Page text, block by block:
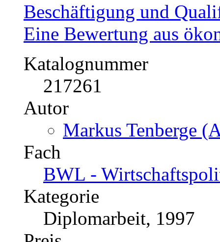
Beschäftigung und
Eine Bewertung aus
Katalognummer
217261
Autor
Markus Tenberge
Fach
BWL -
Kategorie
Diplomarbeit, 1997